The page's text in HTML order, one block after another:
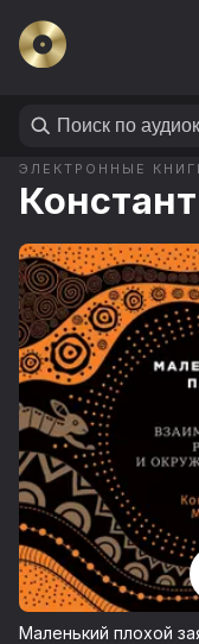
ЭЛЕКТРОННЫЕ
Маленький плохой